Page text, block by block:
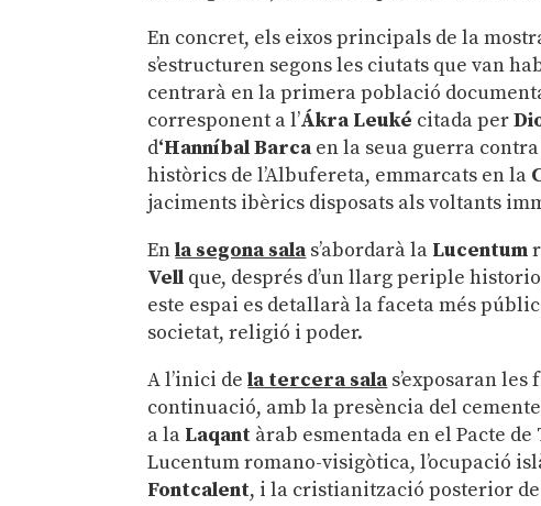
En concret, els eixos principals de la
s’estructuren segons les ciutats que van
centrarà en la primera població
corresponent a l’Ákra Leuké citada per
d‘Hanníbal Barca en la seua guerra
històrics de l’Albufereta, emmarcats en la
jaciments ibèrics disposats als voltants
Enla segona sala s’abordarà la Lucentum
Vell que, després d’un llarg periple
este espai es detallarà la faceta més
societat, religió i poder.
A l’inici dela tercera sala s’exposaran
continuació, amb la presència del
a la Laqant àrab esmentada en el Pacte
Lucentum romano-visigòtica, l’ocupació
Fontcalent, i la cristianització posterior de